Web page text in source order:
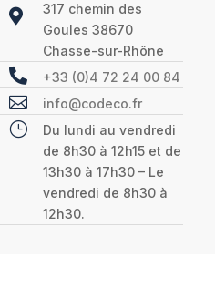

317 chemin des
Goules 38670
Chasse-sur-Rhône
 +33 (0)4 72 24 00 84
 info@codeco.fr
}
Du lundi au vendredi
de 8h30 à 12h15 et de
13h30 à 17h30 – Le
vendredi de 8h30 à
12h30.